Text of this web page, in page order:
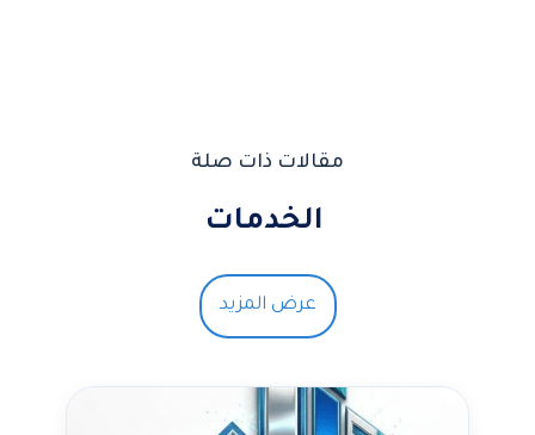
مقالات ذات صلة
الخدمات
عرض المزيد